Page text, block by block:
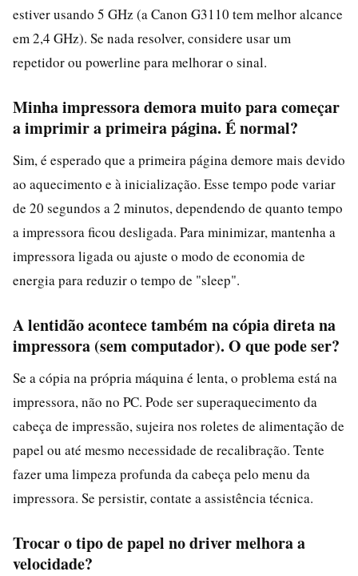
estiver usando 5 GHz (a Canon G3110 tem melhor alcance
em 2,4 GHz). Se nada resolver, considere usar um
repetidor ou powerline para melhorar o sinal.
Minha impressora demora muito para começar
a imprimir a primeira página. É normal?
Sim, é esperado que a primeira página demore mais devido
ao aquecimento e à inicialização. Esse tempo pode variar
de 20 segundos a 2 minutos, dependendo de quanto tempo
a impressora ficou desligada. Para minimizar, mantenha a
impressora ligada ou ajuste o modo de economia de
energia para reduzir o tempo de "sleep".
A lentidão acontece também na cópia direta na
impressora (sem computador). O que pode ser?
Se a cópia na própria máquina é lenta, o problema está na
impressora, não no PC. Pode ser superaquecimento da
cabeça de impressão, sujeira nos roletes de alimentação de
papel ou até mesmo necessidade de recalibração. Tente
fazer uma limpeza profunda da cabeça pelo menu da
impressora. Se persistir, contate a assistência técnica.
Trocar o tipo de papel no driver melhora a
velocidade?